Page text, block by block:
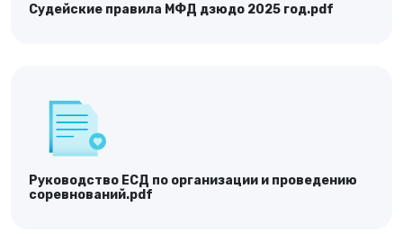
Судейские правила МФД дзюдо 2025 год.pdf
Руководство ЕСД по организации и проведению
соревнований.pdf